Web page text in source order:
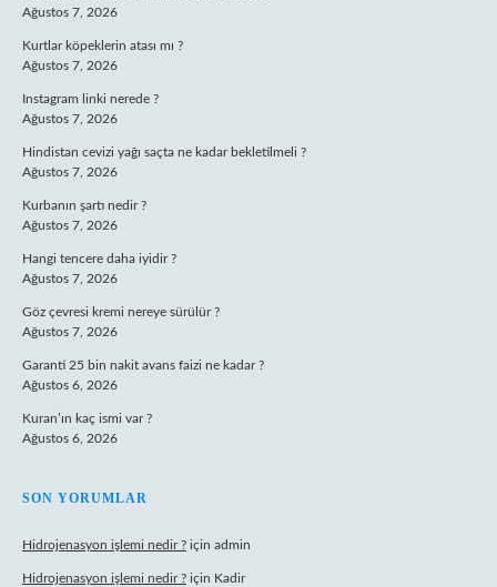
Ağustos 7, 2026
Kurtlar köpeklerin atası mı ?
Ağustos 7, 2026
Instagram linki nerede ?
Ağustos 7, 2026
Hindistan cevizi yağı saçta ne kadar bekletilmeli ?
Ağustos 7, 2026
Kurbanın şartı nedir ?
Ağustos 7, 2026
Hangi tencere daha iyidir ?
Ağustos 7, 2026
Göz çevresi kremi nereye sürülür ?
Ağustos 7, 2026
Garanti 25 bin nakit avans faizi ne kadar ?
Ağustos 6, 2026
Kuran’ın kaç ismi var ?
Ağustos 6, 2026
SON YORUMLAR
Hidrojenasyon işlemi nedir ? için admin
Hidrojenasyon işlemi nedir ? için Kadir